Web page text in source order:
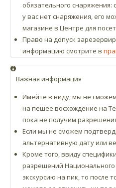
обязательного
у вас нет снаряжения, его
магазине в Центре для
Право на допуск
информацию смотрите в
Важная информация
Имейте в виду, мы не
на пешее восхождение на
пока не получим
Если мы не сможем
альтернативную дату или
Кроме того, ввиду
разрешений
экскурсию на пик, то после